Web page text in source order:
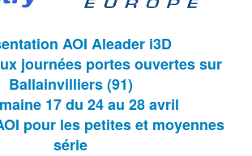
AOI Aleader i3D
journées portes ouvertes sur
Ballainvilliers (91)
17 du 24 au 28 avril
pour les petites et moyennes
série